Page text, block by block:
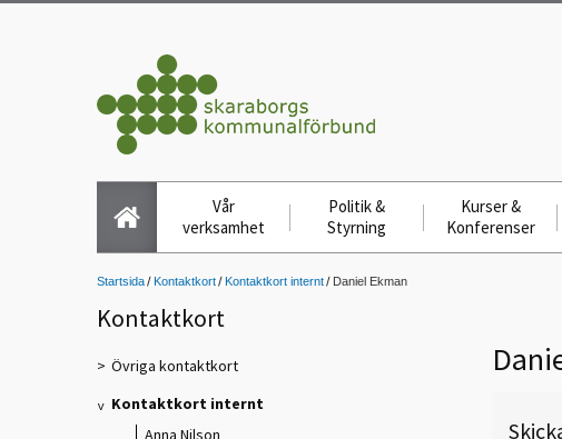
Vår
verksamhet
Politik &
Styrning
Kurser &
Konferenser
Startsida Kontaktkort Kontaktkort internt Daniel Ekman
Kontaktkort
Övriga kontaktkort
Kontaktkort internt
Anna Nilson